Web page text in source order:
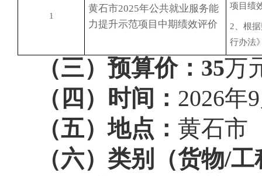
1
黄石市2025年公共就业服务能
力提升示范项目中期绩效评价
项目绩
2
根
行办法
（三）预算价： 35万
（四）时间： 2026年
（五）地点： 黄石市
（六）类别（货物/工